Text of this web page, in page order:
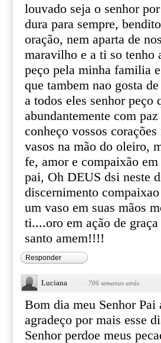
louvado seja o senhor
dura para sempre,
oração, nem aparta de
maravilho e a ti so tenho
peço pela minha familia
que tambem nao gosta
a todos eles senhor peço
abundantemente com
conheço vossos
vasos na mão do oleiro,
fe, amor e compaixão
pai, Oh DEUS dsi neste
discernimento
um vaso em suas mãos
ti....oro em ação de
santo amem!!!!
Responder
Luciana · 706 semanas atrás
Bom dia meu Senhor Pai
agradeço por mais esse
Senhor perdoe meus